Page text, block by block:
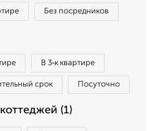
Без посредников
В 3‑к квартире
срок Посуточно
(1)